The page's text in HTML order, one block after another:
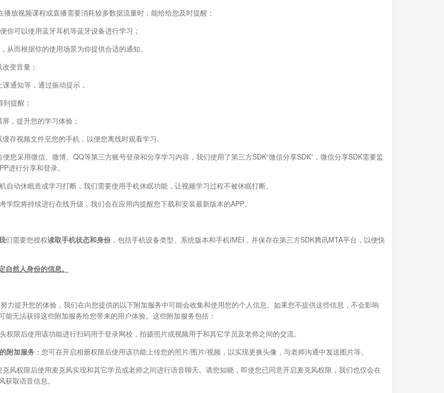
播放视频课程或直播需要消耗较多数据流量时，能给给您及时提醒；
便你可以使用蓝牙耳机等蓝牙设备进行学习；
从而根据你的使用场景为你提供合适的通知。
变音量；
通知等，通过振动提示，
提醒；
，提升您的学习体验；
存视频文件至您的手机，以便您离线时观看学习。
便您采用微信、微博、QQ等第三方账号登录和分享学习内容，我们使用了第三方SDK“微信分享SDK”，微信分享SDK需要监
进行分享和登录。
自动休眠造成学习打断，我们需要使用手机休眠功能，让视频学习过程不被休眠打断。
学院将持续进行在线升级，我们会在应用内提醒您下载和安装最新版本的APP。
们需要您授权读取手机状态和身份 ，包括手机设备类型、系统版本和手机IMEI，并保存在第三方SDK腾讯MTA平台，以便快
然人身份的信息。
力提升您的体验，我们在向您提供的以下附加服务中可能会收集和使用您的个人信息。如果您不提供这些信息，不会影响
无法获得这些附加服务给您带来的用户体验。这些附加服务包括：
权限后使用该功能进行扫码用于登录网校，拍摄照片或视频用于和其它学员及老师之间的交流。
附加服务 ：您可在开启相册权限后使用该功能上传您的照片/图片/视频，以实现更换头像，与老师沟通中发送图片等。
克风权限后使用麦克风实现和其它学员或老师之间进行语音聊天。请您知晓，即使您已同意开启麦克风权限，我们也仅会在
取语音信息。